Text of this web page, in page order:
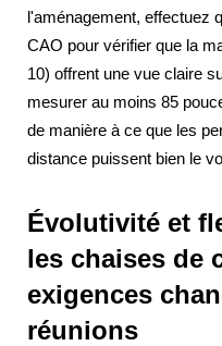
l'aménagement, effectuez
CAO pour vérifier que la
10) offrent une vue claire
mesurer au moins 85
de manière à ce que les
distance puissent bien le
Évolutivité et
les chaises de
exigences
réunions